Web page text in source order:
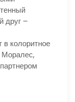
друг –
в колоритное
Моралес,